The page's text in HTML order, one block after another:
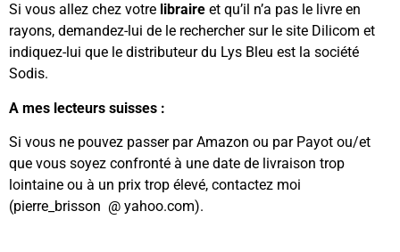
Si vous allez chez votre libraire et qu’il n’a pas le livre en
rayons, demandez-lui de le rechercher sur le site Dilicom et
indiquez-lui que le distributeur du Lys Bleu est la société
Sodis.
A mes lecteurs suisses :
Si vous ne pouvez passer par Amazon ou par Payot ou/et
que vous soyez confronté à une date de livraison trop
lointaine ou à un prix trop élevé, contactez moi
(pierre_brisson @ yahoo.com).